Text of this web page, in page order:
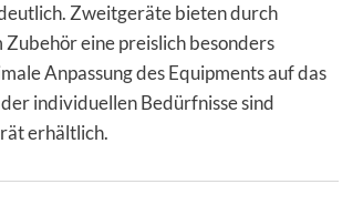
Zweitgeräte bieten durch
eine preislich besonders
Anpassung des Equipments auf das
individuellen Bedürfnisse sind
erhältlich.